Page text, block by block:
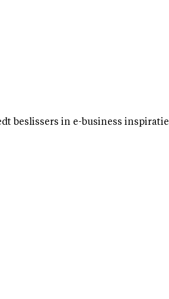
beslissers in e-business inspiratie